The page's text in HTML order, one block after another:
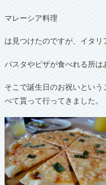
マレーシア料理
は見つけたのですが、イタリ
パスタやピザが食べれる所は
そこで誕生日のお祝いとい
べて貰って行ってきました。